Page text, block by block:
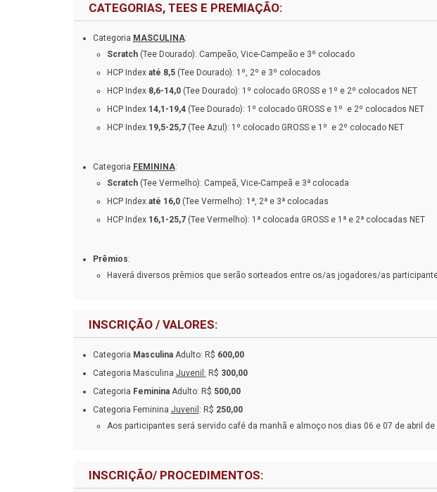
CATEGORIAS, TEES E PREMIAÇÃO:
Categoria MASCULINA:
Scratch (Tee Dourado): Campeão, Vice-Campeão e 3º colocado
HCP Index até 8,5(Tee Dourado): 1º, 2º e 3º colocados
HCP Index 8,6-14,0 (Tee Dourado): 1º colocado GROSS e 1º e 2º colocados NET
HCP Index 14,1-19,4(Tee Dourado): 1º colocado GROSS e 1º e 2º colocados NET
HCP Index 19,5-25,7(Tee Azul): 1º colocado GROSS e 1º e 2º colocado NET
Categoria FEMININA:
Scratch (Tee Vermelho): Campeã, Vice-Campeã e 3ª colocada
HCP Index até 16,0 (Tee Vermelho): 1ª, 2ª e 3ª colocadas
HCP Index16,1-25,7(Tee Vermelho): 1ª colocada GROSS e 1ª e 2ª colocadas NET
Prêmios:
Haverá diversos prêmios que serão sorteados entre os/as jogadores/as
INSCRIÇÃO / VALORES:
Categoria MasculinaAdulto: R$ 600,00
Categoria Masculina Juvenil: R$ 300,00
Categoria FemininaAdulto: R$ 500,00
Categoria Feminina Juvenil : R$ 250,00
Aos participantes será servido café da manhã e almoço nos dias 06 e 07 de abril de
INSCRIÇÃO/ PROCEDIMENTOS: